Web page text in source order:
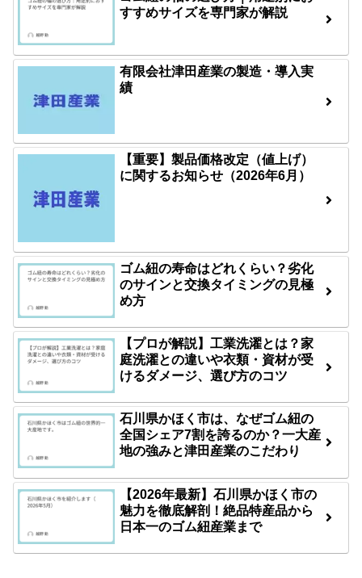
すすめサイズを専門家が解説
有限会社津田産業の製造・導入実
績
【重要】製品価格改定（値上げ）
に関するお知らせ（2026年6月）
ゴム紐の寿命はどれくらい？劣化
のサインと交換タイミングの見極
め方
【プロが解説】工業洗濯とは？家
庭洗濯との違いや衣類・資材が受
けるダメージ、選び方のコツ
石川県かほく市は、なぜゴム紐の
全国シェア7割を誇るのか？一大産
地の強みと津田産業のこだわり
【2026年最新】石川県かほく市の
魅力を徹底解剖！絶品特産品から
日本一のゴム紐産業まで